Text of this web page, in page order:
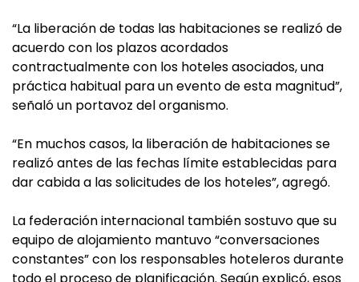
“La liberación de todas las habitaciones se realizó de
acuerdo con los plazos acordados
contractualmente con los hoteles asociados, una
práctica habitual para un evento de esta magnitud”,
señaló un portavoz del organismo.
“En muchos casos, la liberación de habitaciones se
realizó antes de las fechas límite establecidas para
dar cabida a las solicitudes de los hoteles”, agregó.
La federación internacional también sostuvo que su
equipo de alojamiento mantuvo “conversaciones
constantes” con los responsables hoteleros durante
todo el proceso de planificación. Según explicó, esos